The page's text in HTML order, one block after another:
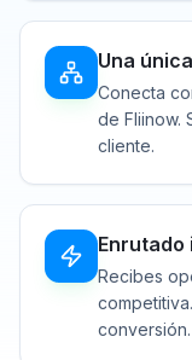
Una
Conecta
de Fliinow.
cliente.
Enrutado
Recibes
conversión.